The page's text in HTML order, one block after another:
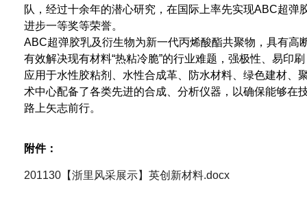
队，经过十余年的潜心研究，在国际上率先实现ABC超弹
进步一等奖等荣誉。
ABC超弹胶乳及衍生物为新一代丙烯酸酯共聚物，具有高
有效解决现有材料“热粘冷脆”的行业难题，强极性、易印
应用于水性胶粘剂、水性合成革、防水材料、绿色建材、
术中心配备了各类先进的合成、分析仪器，以确保能够在
路上矢志前行。
附件：
201130【浙里风采展示】英创新材料.docx